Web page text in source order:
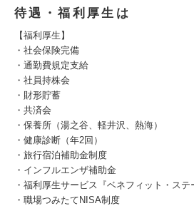
待遇・福利厚生は
【福利厚生】
・社会保険完備
・通勤費規定支給
・社員持株会
・財形貯蓄
・共済会
・保養所（湯之谷、軽井沢、熱海）
・健康診断（年2回）
・旅行宿泊補助金制度
・インフルエンザ補助金
・福利厚生サービス『ベネフィット・ステ
・職場つみたてNISA制度